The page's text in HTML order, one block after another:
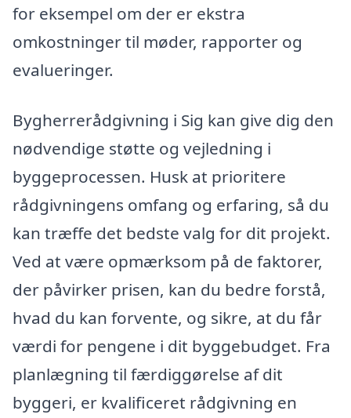
for eksempel om der er ekstra
omkostninger til møder, rapporter og
evalueringer.
Bygherrerådgivning i Sig kan give dig den
nødvendige støtte og vejledning i
byggeprocessen. Husk at prioritere
rådgivningens omfang og erfaring, så du
kan træffe det bedste valg for dit projekt.
Ved at være opmærksom på de faktorer,
der påvirker prisen, kan du bedre forstå,
hvad du kan forvente, og sikre, at du får
værdi for pengene i dit byggebudget. Fra
planlægning til færdiggørelse af dit
byggeri, er kvalificeret rådgivning en